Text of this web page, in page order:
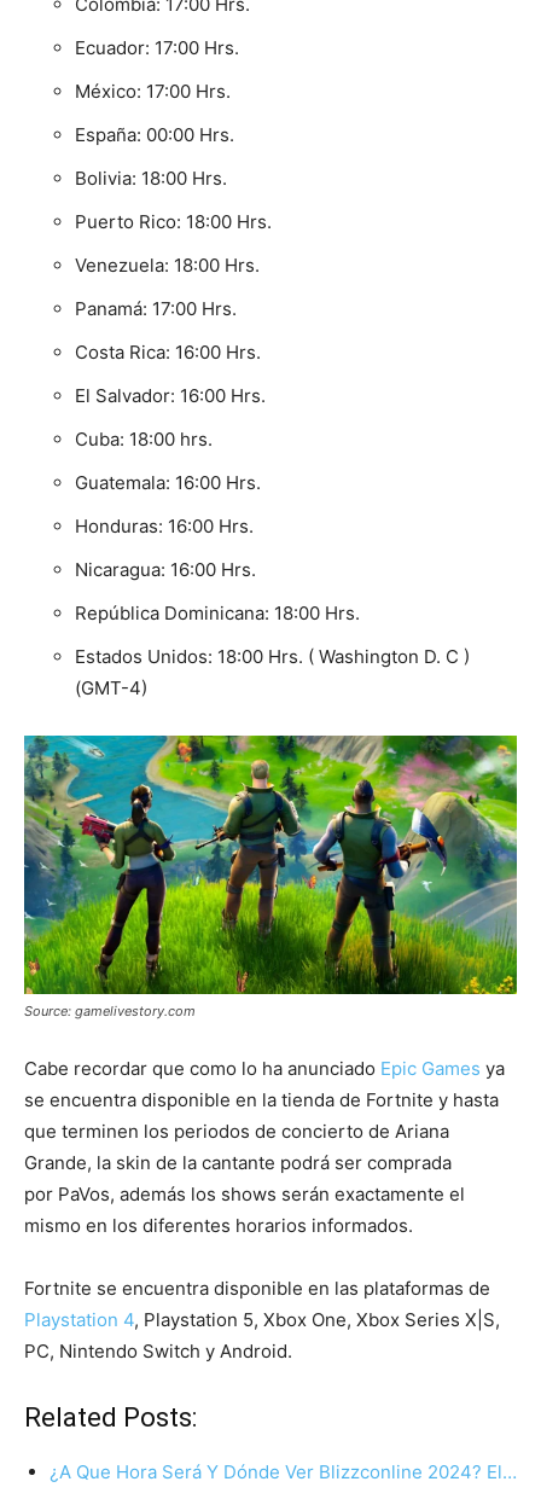
Ecuador: 17:00 Hrs.
México: 17:00 Hrs.
España: 00:00 Hrs.
Bolivia: 18:00 Hrs.
Puerto Rico: 18:00 Hrs.
Venezuela: 18:00 Hrs.
Panamá: 17:00 Hrs.
Costa Rica: 16:00 Hrs.
El Salvador: 16:00 Hrs.
Cuba: 18:00 hrs.
Guatemala: 16:00 Hrs.
Honduras: 16:00 Hrs.
Nicaragua: 16:00 Hrs.
República Dominicana: 18:00 Hrs.
Estados Unidos: 18:00 Hrs. ( Washington D. C )
(GMT-4)
Source: gamelivestory.com
Cabe recordar que como lo ha anunciado Epic Games ya
se encuentra disponible en la tienda de Fortnite y hasta
que terminen los periodos de concierto de Ariana
Grande, la skin de la cantante podrá ser comprada
por PaVos, además los shows serán exactamente el
mismo en los diferentes horarios informados.
Fortnite se encuentra disponible en las plataformas de
Playstation 4, Playstation 5, Xbox One, Xbox Series X|S,
PC, Nintendo Switch y Android.
Related Posts:
¿A Que Hora Será Y Dónde Ver Blizzconline 2024? El…